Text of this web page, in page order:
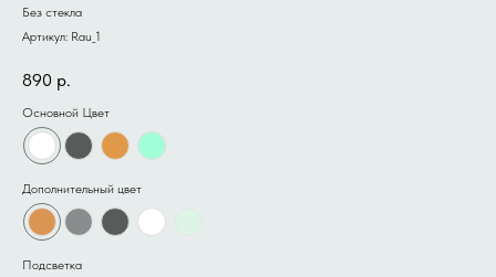
Без стекла
Артикул: Rau_1
890 р.
Основной Цвет
Дополнительный цвет
Подсветка